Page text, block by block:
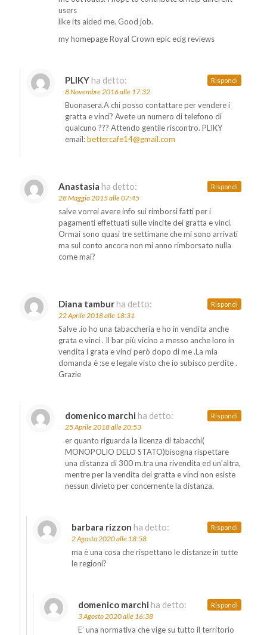
users
like its aided me. Good job.
my homepage Royal Crown epic ecig reviews
PLIKYha detto:
8 Novembre 2016 alle 17:32
Buonasera.A chi posso contattare per vendere i
gratta e vinci? Avete un numero di telefono di
qualcuno ??? Attendo gentile riscontro. PLIKY
email:bettercafe14@gmail.com
Rispondi
Anastasia ha detto:
28 Maggio 2015 alle 07:45
salve vorrei avere info sui rimborsi fatti per i
pagamenti effettuati sulle vincite dei gratta e vinci.
Ormai sono quasi tre settimane che mi sono arrivati
ma sul conto ancora non mi anno rimborsato nulla
come mai?
Rispondi
Diana tamburha detto:
22 Aprile 2018 alle 18:31
Salve .io ho una tabaccheria e ho in vendita anche
grata e vinci . Il bar più vicino a messo anche loro in
vendita i grata e vinci però dopo di me .La mia
domanda è :se e legale visto che io subisco perdite .
Grazie
Rispondi
domenico marchi ha detto:
25 Aprile 2018 alle 20:53
er quanto riguarda la licenza di tabacchi(
MONOPOLIO DELO STATO)bisogna rispettare
una distanza di 300 m.tra una rivendita ed un’altra,
mentre per la vendita dei gratta e vinci non esiste
nessun divieto per concernente la distanza.
Rispondi
barbara rizzon ha detto:
2 Agosto 2020 alle 18:58
ma è una cosa che rispettano le distanze in tutte
le regioni?
Rispondi
domenico marchi ha detto:
3 Agosto 2020 alle 16:38
E’ una normativa che vige su tutto il territorio
Rispondi